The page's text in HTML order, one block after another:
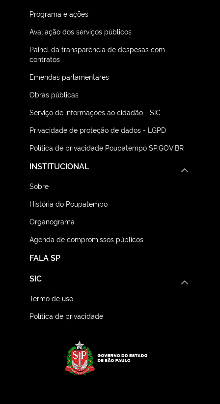
Programa e ações
Avaliação dos serviços públicos
Painel da transparência de despesas com
contratos
Emendas parlamentares
Obras públicas
Serviço de informações ao cidadão - SIC
Privacidade de proteção de dados - LGPD
Política de privacidade Poupatempo SP.GOV.BR
FALA SP
INSTITUCIONAL
Sobre
História do Poupatempo
Organograma
Agenda de compromissos públicos
SIC
Termo de uso
Política de privacidade